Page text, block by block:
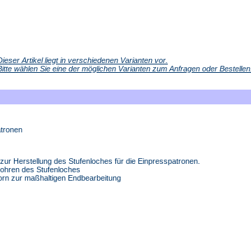
Artikel liegt in verschiedenen Varianten vor.
wählen Sie eine der möglichen Varianten zum Anfragen oder Bestellen.
Herstellung des Stufenloches für die Einpresspatronen.
des Stufenloches
zur maßhaltigen Endbearbeitung